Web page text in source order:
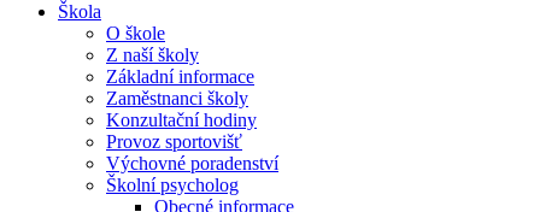
Škola
O škole
Z naší školy
Základní informace
Zaměstnanci školy
Konzultační hodiny
Provoz sportovišť
Výchovné poradenství
Školní psycholog
Obecné informace